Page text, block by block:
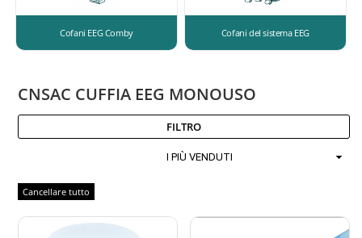
Cofani EEG Comby Cofani del sistema EEG
CNSAC CUFFIA EEG MONOUSO
FILTRO
Ordinamento
Cancellare tutto